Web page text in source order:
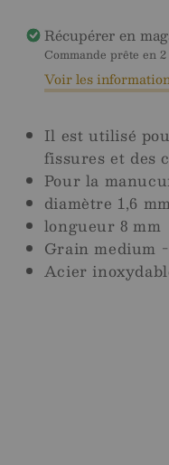
Diamond
Safe
Blue
Safe
Blue
Récupérer en
Commande prête en
Voir les
Il est utilisé
fissures et des
Pour la
diamètre 1,6
longueur 8 mm
Grain medium
Acier